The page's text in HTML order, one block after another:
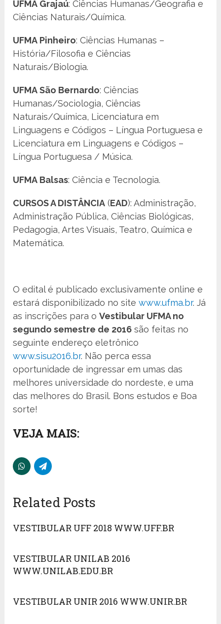
UFMA Grajaú: Ciências Humanas/Geografia e
Ciências Naturais/Química.
UFMA Pinheiro: Ciências Humanas –
História/Filosofia e Ciências
Naturais/Biologia.
UFMA São Bernardo: Ciências
Humanas/Sociologia, Ciências
Naturais/Química, Licenciatura em
Linguagens e Códigos – Língua Portuguesa e
Licenciatura em Linguagens e Códigos –
Língua Portuguesa / Música.
UFMA Balsas: Ciência e Tecnologia.
CURSOS A DISTÂNCIA (EAD): Administração,
Administração Pública, Ciências Biológicas,
Pedagogia, Artes Visuais, Teatro, Química e
Matemática.
O edital é publicado exclusivamente online e
estará disponibilizado no sitewww.ufma.br. Já
as inscrições para oVestibular UFMA no
segundo semestre de 2016 são feitas no
seguinte endereço eletrônico
www.sisu2016.br. Não perca essa
oportunidade de ingressar em umas das
melhores universidade do nordeste, e uma
das melhores do Brasil. Bons estudos e Boa
sorte!
VEJA MAIS:
Related Posts
VESTIBULAR UFF 2018 WWW.UFF.BR
VESTIBULAR UNILAB 2016
WWW.UNILAB.EDU.BR
VESTIBULAR UNIR 2016 WWW.UNIR.BR